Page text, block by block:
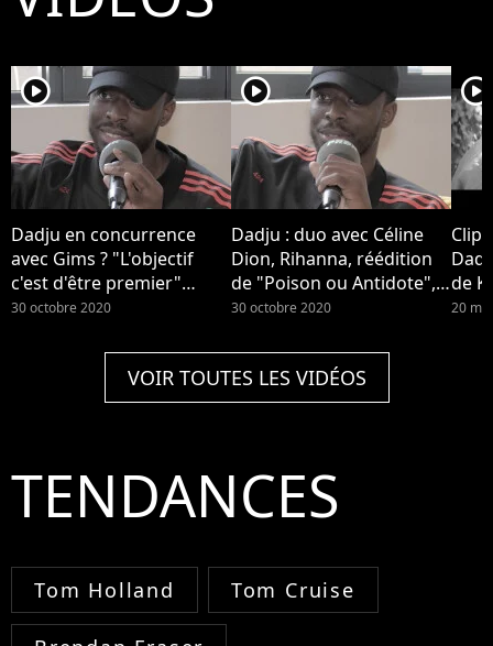
player2
Dadju en concurrence
avec Gims ? "L'objectif
c'est d'être premier"
(Interview)
30 octobre 2020
player2
Dadju : duo avec Céline
Dion, Rihanna, réédition
de "Poison ou Antidote",
image de loveur... Il se
30 octobre 2020
player2
Clip
de
20
VOIR TOUTES LES VIDÉOS
TENDANCES
Tom Holland Tom Cruise